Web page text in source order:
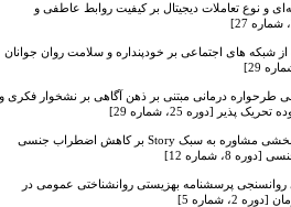
و نوع تعاملات دیجیتال بر کیفیت روابط عاطفی و
شبکه های اجتماعی بر خودپنداره و سلامت روان جوانان
درمانی مبتنی بر ذهن آگاهی بر نشخوار فکری و
[دوره 25، شماره 29]
بررسی اثربخشی مشاوره به سبک Story بر کاهش اضطراب جنسی
شماره 12]
پرسشنامه بهزیستی روانشناختی عمومی در
شماره 5]